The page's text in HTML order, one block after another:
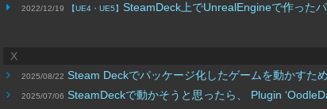
2022/12/19 【UE4・UE5】SteamDeck上でUnrealEngineで作った
X
2025/08/22 Steam Deckでパッケージ化したゲームを動かすた
2025/07/06 SteamDeckで動かそうと思ったら、 Plugin